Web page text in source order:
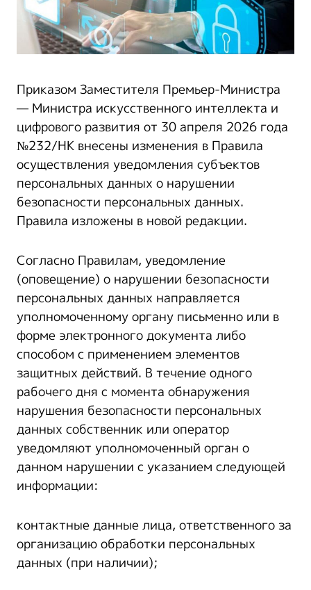
Приказом Заместителя Премьер-Министра
— Министра искусственного интеллекта и
цифрового развития от 30 апреля 2026 года
№232/НК внесены изменения в Правила
осуществления уведомления субъектов
персональных данных о нарушении
безопасности персональных данных.
Правила изложены в новой редакции.
Согласно Правилам, уведомление
(оповещение) о нарушении безопасности
персональных данных направляется
уполномоченному органу письменно или в
форме электронного документа либо
способом с применением элементов
защитных действий. В течение одного
рабочего дня с момента обнаружения
нарушения безопасности персональных
данных собственник или оператор
уведомляют уполномоченный орган о
данном нарушении с указанием следующей
информации:
контактные данные лица, ответственного за
организацию обработки персональных
данных (при наличии);